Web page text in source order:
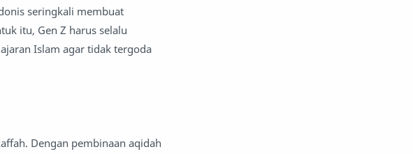
seringkali membuat
itu, Gen Z harus selalu
Islam agar tidak tergoda
Dengan pembinaan aqidah